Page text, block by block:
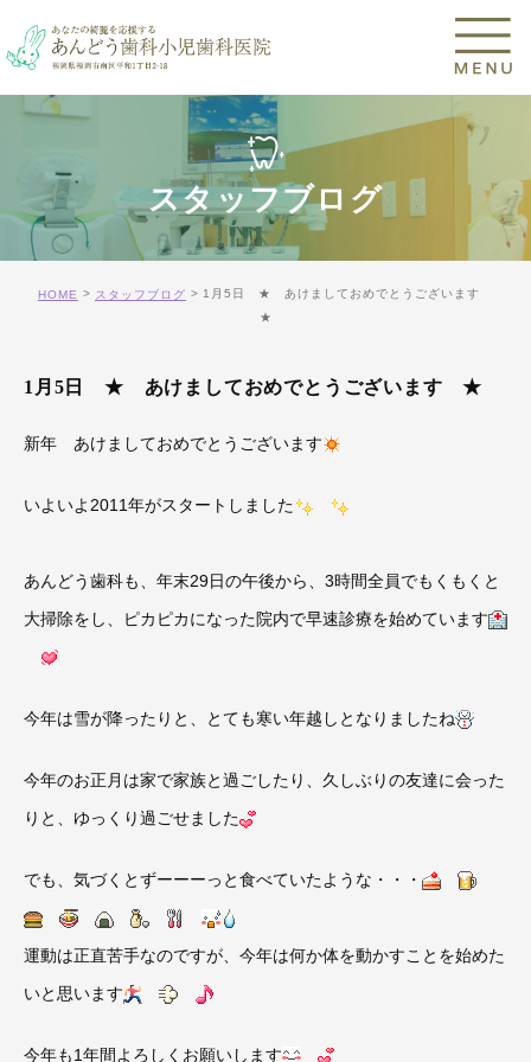
スタッフブログ
HOME スタッフブログ
1月5日 ★ あけましておめでとうございます
★
1月5日 ★ あけましておめでとうございます ★
新年 あけましておめでとうございます
いよいよ2011年がスタートしました
あんどう歯科も、年末29日の午後から、3時間全員でもくもくと
大掃除をし、ピカピカになった院内で早速診療を始めています
今年は雪が降ったりと、とても寒い年越しとなりましたね
今年のお正月は家で家族と過ごしたり、久しぶりの友達に会った
りと、ゆっくり過ごせました
でも、気づくとずーーーっと食べていたような・・・
運動は正直苦手なのですが、今年は何か体を動かすことを始めた
いと思います
今年も1年間よろしくお願いします